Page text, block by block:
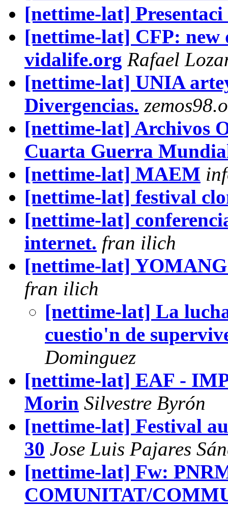
[nettime-lat]
[nettime-lat] CFP: new
vidalife.org Rafael
[nettime-lat] UNIA
Divergencias.
[nettime-lat] Archivos
Cuarta Guerra
[nettime-lat] MAEM
[nettime-lat] festival
[nettime-lat]
internet. fran ilich
[nettime-lat]
fran ilich
[nettime-lat] La
cuestio'n de
Dominguez
[nettime-lat] EAF -
Morin Silvestre Byrón
[nettime-lat] Festival
30 Jose Luis Pajares
[nettime-lat] Fw:
COMUNITAT/